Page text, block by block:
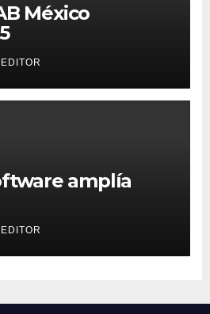
México
en la
y la
EDITOR
amplía
de IA
Spark con Chef
EDITOR